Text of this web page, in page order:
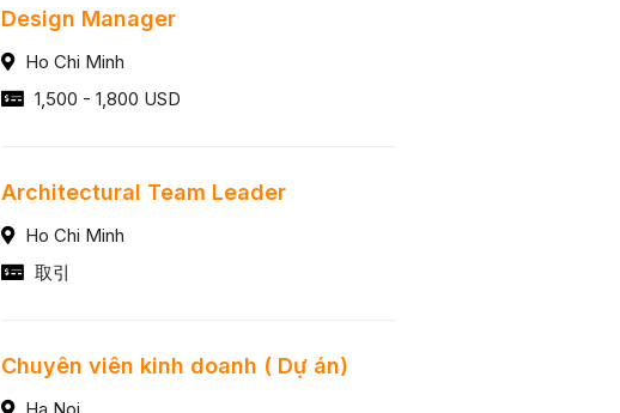
Design Manager
Ho Chi Minh
1,500 - 1,800 USD
Architectural Team Leader
Ho Chi Minh
取引
Chuyên viên kinh doanh ( Dự án)